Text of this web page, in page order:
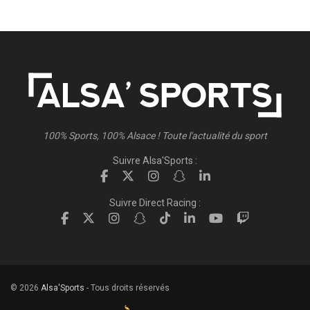
100% Sports, 100% Alsace ! Toute l'actualité du sport
Suivre Alsa'Sports :
Suivre Direct Racing :
© 2026 Alsa'Sports - Tous droits réservés